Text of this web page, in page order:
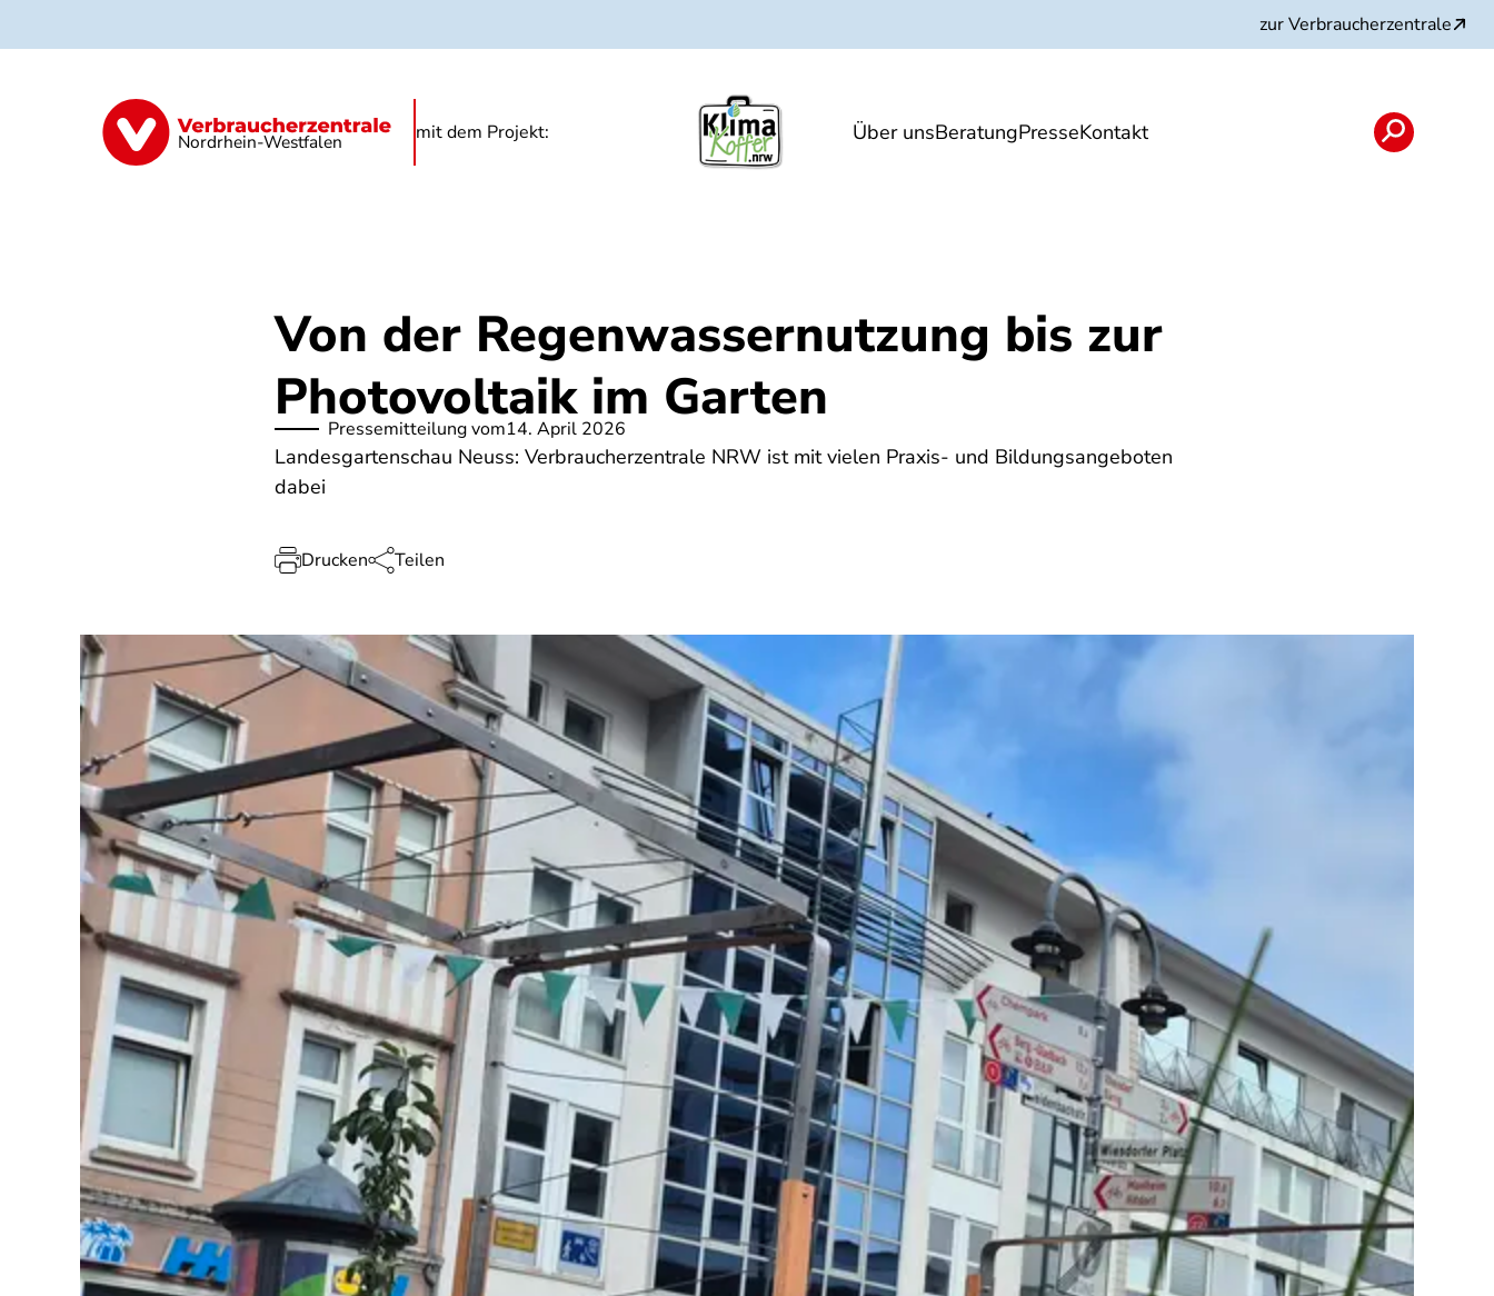
zur Verbraucherzentrale
Nordrhein-Westfalen mit dem Projekt: Über unsBeratungPresseKontakt
Begrünung Regenwasser Starkregen Hitze und Gesundheit Veranstaltungen Angebote
Von der Regenwassernutzung bis zur
Photovoltaik im Garten
Pressemitteilung vom14. April 2026
Landesgartenschau Neuss: Verbraucherzentrale NRW ist mit vielen Praxis- und Bildungsangeboten
dabei
Drucken Teilen